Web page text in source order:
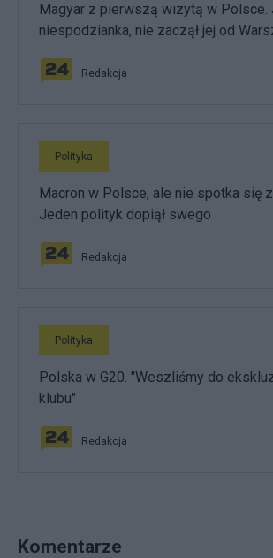
Magyar z pierwszą wizytą w Polsce.
niespodzianka, nie zaczął jej od
Redakcja
Polityka
Macron w Polsce, ale nie spotka się
Jeden polityk dopiął swego
Redakcja
Polityka
Polska w G20. "Weszliśmy do
klubu"
Redakcja
Komentarze